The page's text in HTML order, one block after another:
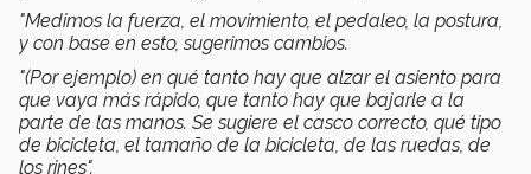
"Medimos la fuerza, el movimiento, el pedaleo, la postura,
y con base en esto, sugerimos cambios.
"(Por ejemplo) en qué tanto hay que alzar el asiento para
que vaya más rápido, que tanto hay que bajarle a la
parte de las manos. Se sugiere el casco correcto, qué tipo
de bicicleta, el tamaño de la bicicleta, de las ruedas, de
los rines".